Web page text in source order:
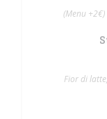
(Menu
Fior di